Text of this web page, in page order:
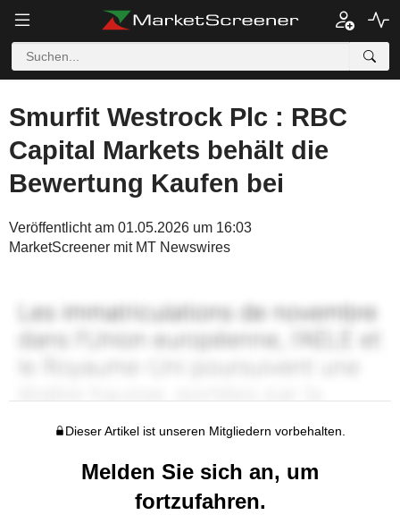
Smurfit Westrock Plc : RBC
Capital Markets behält die
Bewertung Kaufen bei
Veröffentlicht am 01.05.2026 um 16:03
MarketScreener mit MT Newswires
Dieser Artikel ist unseren Mitgliedern vorbehalten.
Melden Sie sich an, um
fortzufahren.